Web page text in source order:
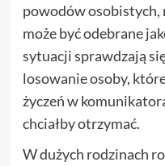
powodów osobistych,
może być odebrane
sytuacji sprawdzają
losowanie osoby,
życzeń w
chciałby otrzymać.
W dużych rodzinach